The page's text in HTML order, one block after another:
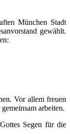
München Stadt
gewählt.
Vor allem freuen
arbeiten.
Segen für die